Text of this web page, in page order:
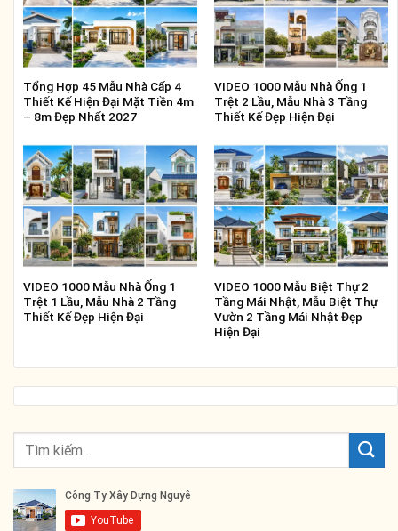
Tổng Hợp 45 Mẫu Nhà Cấp 4
Thiết Kế Hiện Đại Mặt Tiền 4m
– 8m Đẹp Nhất 2027
VIDEO 1000 Mẫu Nhà Ống 1
Trệt 2 Lầu, Mẫu Nhà 3 Tầng
Thiết Kế Đẹp Hiện Đại
VIDEO 1000 Mẫu Nhà Ống 1
Trệt 1 Lầu, Mẫu Nhà 2 Tầng
Thiết Kế Đẹp Hiện Đại
VIDEO 1000 Mẫu Biệt Thự 2
Tầng Mái Nhật, Mẫu Biệt Thự
Vườn 2 Tầng Mái Nhật Đẹp
Hiện Đại